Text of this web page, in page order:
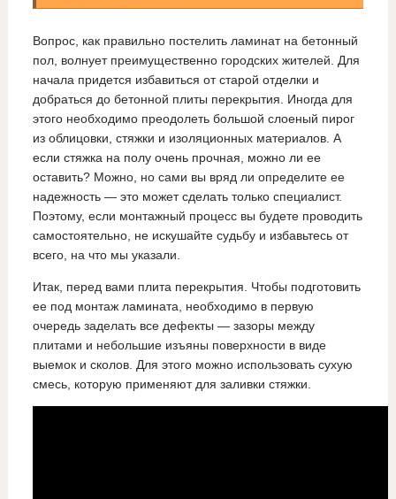
Вопрос, как правильно постелить ламинат на бетонный
пол, волнует преимущественно городских жителей. Для
начала придется избавиться от старой отделки и
добраться до бетонной плиты перекрытия. Иногда для
этого необходимо преодолеть большой слоеный пирог
из облицовки, стяжки и изоляционных материалов. А
если стяжка на полу очень прочная, можно ли ее
оставить? Можно, но сами вы вряд ли определите ее
надежность — это может сделать только специалист.
Поэтому, если монтажный процесс вы будете проводить
самостоятельно, не искушайте судьбу и избавьтесь от
всего, на что мы указали.
Итак, перед вами плита перекрытия. Чтобы подготовить
ее под монтаж ламината, необходимо в первую
очередь заделать все дефекты — зазоры между
плитами и небольшие изъяны поверхности в виде
выемок и сколов. Для этого можно использовать сухую
смесь, которую применяют для заливки стяжки.